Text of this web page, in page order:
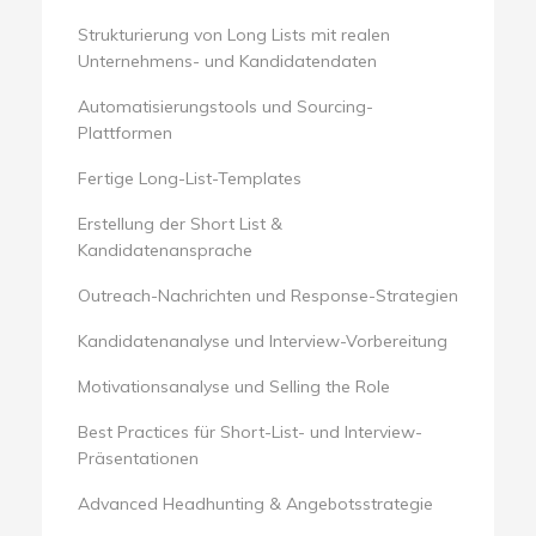
Strukturierung von Long Lists mit realen
Unternehmens- und Kandidatendaten
Automatisierungstools und Sourcing-
Plattformen
Fertige Long-List-Templates
Erstellung der Short List &
Kandidatenansprache
Outreach-Nachrichten und Response-Strategien
Kandidatenanalyse und Interview-Vorbereitung
Motivationsanalyse und Selling the Role
Best Practices für Short-List- und Interview-
Präsentationen
Advanced Headhunting & Angebotsstrategie